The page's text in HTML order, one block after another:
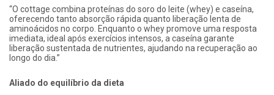
“O cottage combina proteínas do soro do leite (whey) e caseína,
oferecendo tanto absorção rápida quanto liberação lenta de
aminoácidos no corpo. Enquanto o whey promove uma resposta
imediata, ideal após exercícios intensos, a caseína garante
liberação sustentada de nutrientes, ajudando na recuperação ao
longo do dia.”
Aliado do equilíbrio da dieta